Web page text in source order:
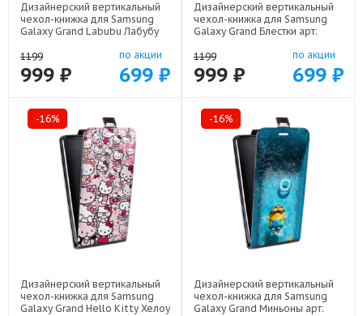
Дизайнерский вертикальный
чехол-книжка для Samsung
Galaxy Grand Labubu Лабубу
1199
999 ₽
по акции
699 ₽
Дизайнерский вертикальный
чехол-книжка для Samsung
Galaxy Grand Блестки арт:
1199
999 ₽
по акции
699 ₽
-16%
Дизайнерский вертикальный
чехол-книжка для Samsung
Galaxy Grand Hello Kitty Хелоу
-16%
Дизайнерский вертикальный
чехол-книжка для Samsung
Galaxy Grand Миньоны арт: